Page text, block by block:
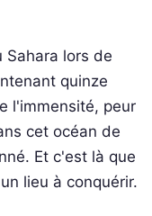
Sahara lors de
quinze
l'immensité, peur
cet océan de
Et c'est là que
lieu à conquérir.